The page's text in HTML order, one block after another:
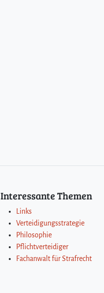
Interessante Themen
Links
Verteidigungsstrategie
Philosophie
Pflichtverteidiger
Fachanwalt für Strafrecht